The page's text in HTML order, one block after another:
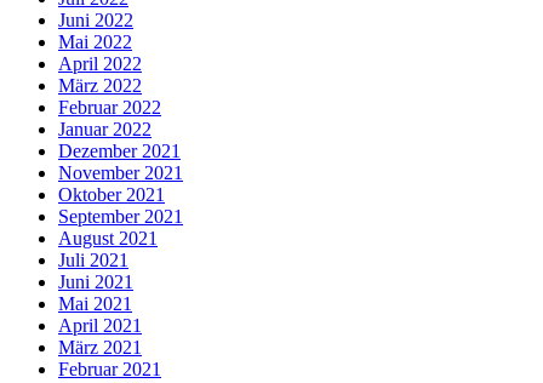
Juni 2022
Mai 2022
April 2022
März 2022
Februar 2022
Januar 2022
Dezember 2021
November 2021
Oktober 2021
September 2021
August 2021
Juli 2021
Juni 2021
Mai 2021
April 2021
März 2021
Februar 2021